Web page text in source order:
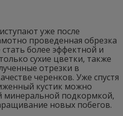
уже после
проведенная обрезка
более эффектной и
сухие цветки, также
отрезки в
черенков. Уже спустя
кустик можно
минеральной подкормкой,
новых побегов.